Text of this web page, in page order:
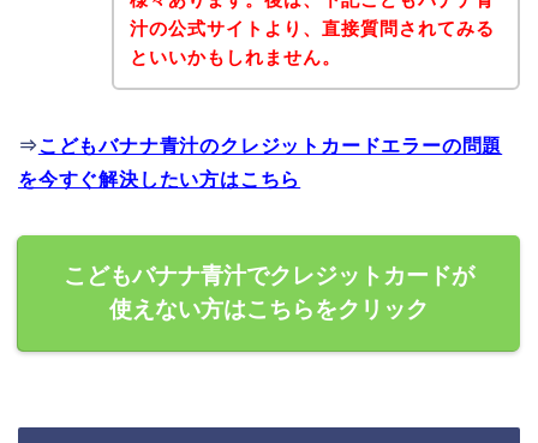
汁の公式サイトより、直接質問されてみる
といいかもしれません。
⇒ こどもバナナ青汁のクレジットカードエラーの問題
を今すぐ解決したい方はこちら
こどもバナナ青汁でクレジットカードが
使えない方はこちらをクリック